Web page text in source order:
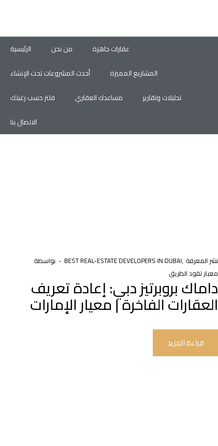
الرئيسية من نحن
عقارات جاهزة
أحدث المشروعات تحت الإنشاء
المشاريع المميزة
فلتر حسب رغبتك
مساعدك العقاري
تحليلات وتقارير
الاتصال بنا
نشر المعرفة BEST REAL-ESTATE DEVELOPERS IN DUBAI
بواسطة
معيار تقود الطريق
داماك بروبرتيز دبي: إعادة تعريف
العقارات الفاخرة | معيار الإمارات
قراءة المزيد